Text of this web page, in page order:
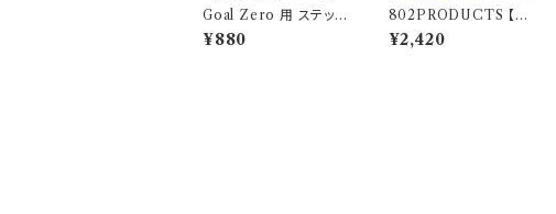
Goal Zero 用 ステッカ
ー TRIBALSUN アウ
トドアモンスター ODM
¥880
802PRODUCTS 【T
WIN EAGLE 】 BK ブ
ラック ラバーマット 14×
¥2,420